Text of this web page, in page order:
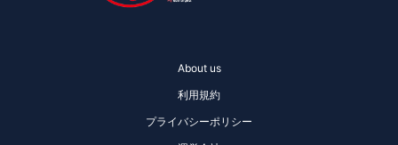
About us
利用規約
プライバシーポリシー